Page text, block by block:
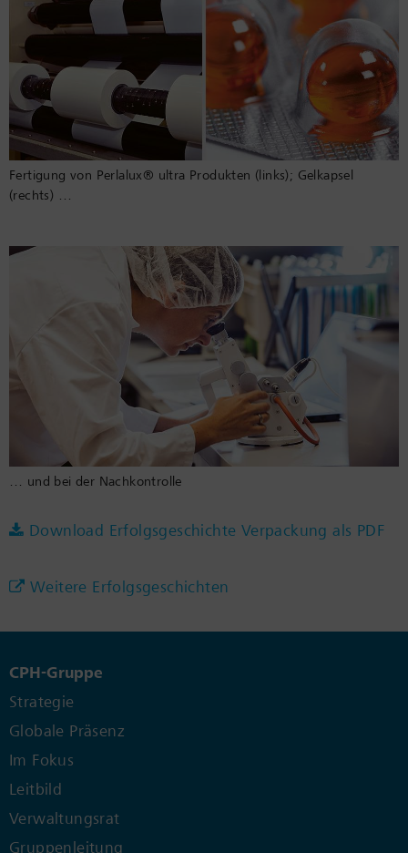
Fertigung von Perlalux® ultra Produkten (links); Gelkapsel
(rechts) …
… und bei der Nachkontrolle
Download Erfolgsgeschichte Verpackung als PDF
Weitere Erfolgsgeschichten
CPH-Gruppe
Strategie
Globale Präsenz
Im Fokus
Leitbild
Verwaltungsrat
Gruppenleitung